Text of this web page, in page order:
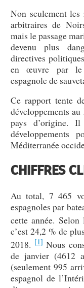
Non seulement
arbitraires de
mais le passage
devenu plus
directives
en œuvre par le
espagnole de
Ce rapport tente
développements
pays d’origine.
développements
Méditerranée
CHIFFRES
Au total, 7 465
espagnoles par
cette année. Selon
c’est 24,2 % de
2018. [1] Nous
de janvier (4612
(seulement 995
espagnol de